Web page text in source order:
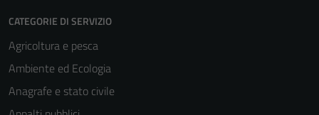
CATEGORIE DI SERVIZIO
Agricoltura e pesca
Ambiente ed Ecologia
Anagrafe e stato civile